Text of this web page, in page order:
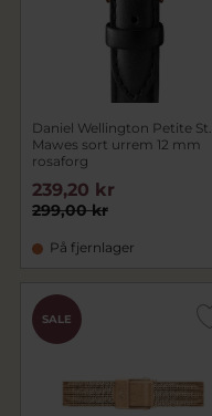
Daniel Wellington Petite St.
Mawes sort urrem 12 mm
rosaforg
299,00 kr
239,20 kr
På fjernlager
SALE